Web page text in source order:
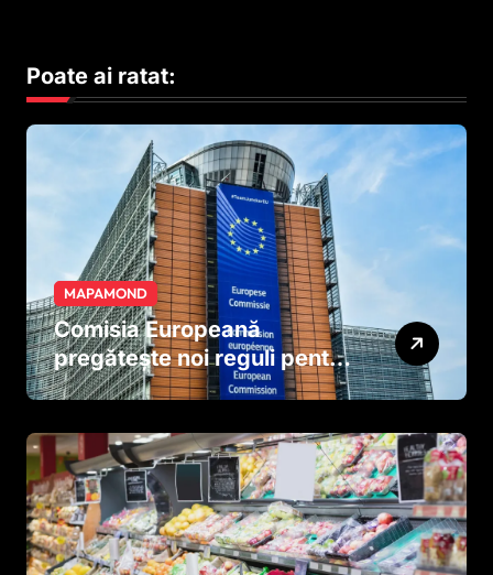
Poate ai ratat:
MAPAMOND
Comisia Europeană
pregătește noi reguli pentru
tutun și țigările electronice